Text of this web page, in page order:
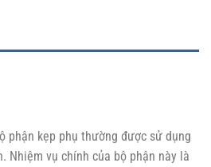
phận kẹp phụ thường được sử dụng
Nhiệm vụ chính của bộ phận này là